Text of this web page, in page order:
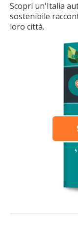
Scopri un'Italia
sostenibile
loro città.